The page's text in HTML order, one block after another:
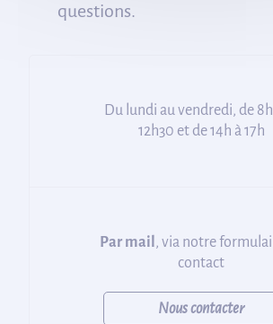
questions.
Du lundi au vendredi, de
12h30 et de 14h à 17h
Par mail , via notre
contact
Nous contacter